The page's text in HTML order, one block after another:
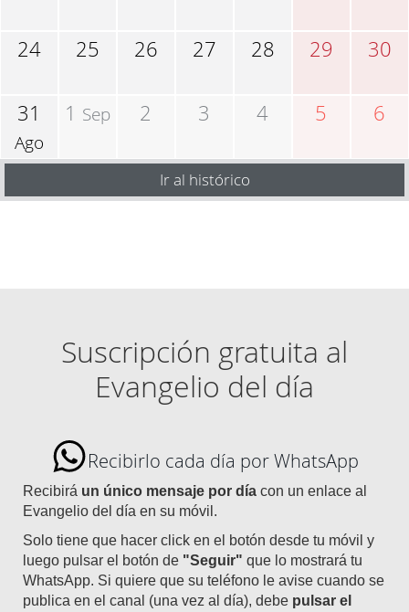
24 25 26 27 28 29 30
31
Ago
1 Sep 2 3 4 5 6
Ir al histórico
Suscripción gratuita al
Evangelio del día
Recibirlo cada día por WhatsApp
Recibirá un único mensaje por día con un enlace al
Evangelio del día en su móvil.
Solo tiene que hacer click en el botón desde tu móvil y
luego pulsar el botón de "Seguir" que lo mostrará tu
WhatsApp. Si quiere que su teléfono le avise cuando se
publica en el canal (una vez al día), debe pulsar el